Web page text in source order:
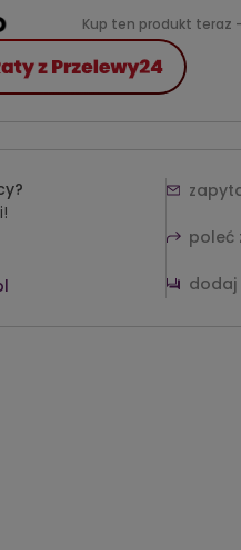
Kup ten produkt teraz -
poleć
dodaj